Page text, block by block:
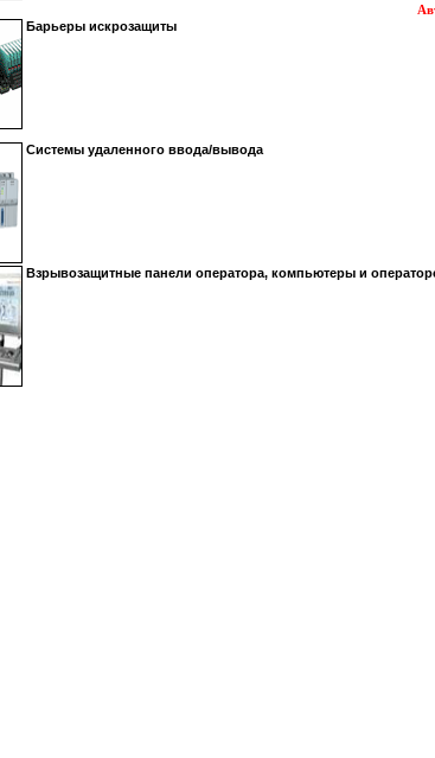
Барьеры искрозащиты
Системы удаленного ввода/вывода
Взрывозащитные панели оператора, компьютеры и